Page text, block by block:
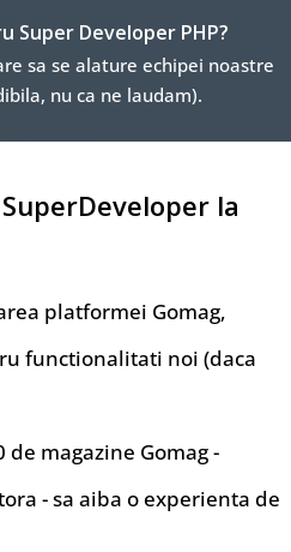
Super Developer PHP?
sa se alature echipei noastre
nu ca ne laudam).
la
platformei Gomag,
functionalitati noi (daca
magazine Gomag -
- sa aiba o experienta de